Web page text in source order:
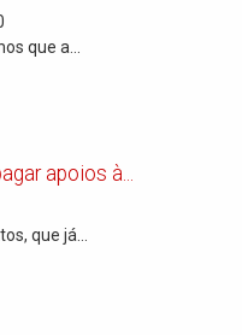
que a...
apoios à...
que já...